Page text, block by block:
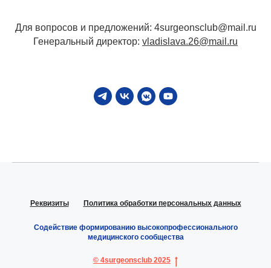
Для вопросов и предложений: 4surgeonsclub@mail.ru
Генеральный директор: vladislava.26@mail.ru
Реквизиты Политика обработки персональных данных
Содействие формированию высокопрофессионального
медицинского сообщества
© 4surgeonsclub 2025